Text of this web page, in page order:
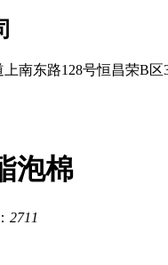
南东路128号恒昌荣B区
泡棉
2711